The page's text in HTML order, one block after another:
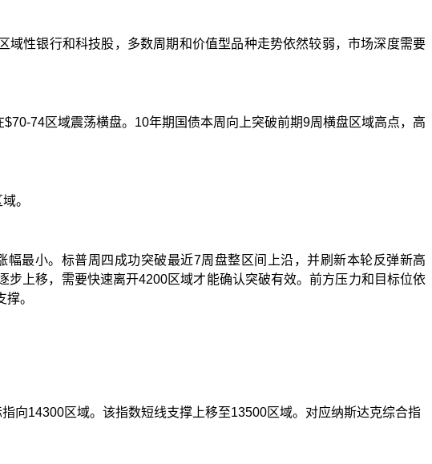
性银行和科技股，多数周期和价值型品种走势依然较弱，市场深度需要
$70-74区域震荡横盘。 10年期国债本周向上突破前期9周横盘区域高点，高
域。
幅最小。标普周四成功突破最近7周盘整区间上沿，并刷新本轮反弹新高
步上移，需要快速离开4200区域才能确认突破有效。前方压力和目标位依
。
向14300区域。该指数短线支撑上移至13500区域。对应纳斯达克综合指